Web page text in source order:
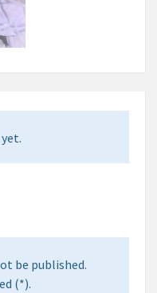
be published.
(*).